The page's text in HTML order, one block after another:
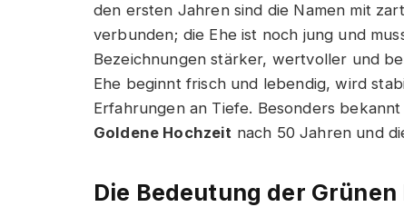
den ersten Jahren sind die Namen mit
verbunden; die Ehe ist noch jung und
Bezeichnungen stärker, wertvoller und
Ehe beginnt frisch und lebendig, wird
Erfahrungen an Tiefe. Besonders
Goldene Hochzeit nach 50 Jahren und
Die Bedeutung der